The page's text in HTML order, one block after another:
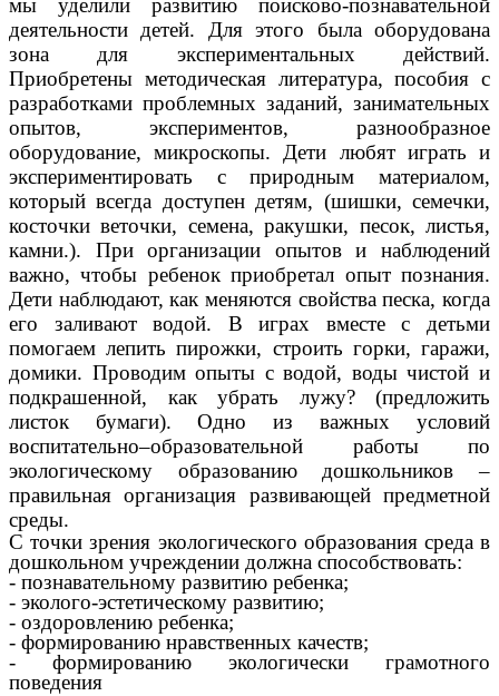
мы уделили развитию поисково-познавательной
деятельности детей. Для этого была оборудована
зона для экспериментальных действий.
Приобретены методическая литература, пособия с
разработками проблемных заданий, занимательных
опытов, экспериментов, разнообразное
оборудование, микроскопы. Дети любят играть и
экспериментировать с природным материалом,
который всегда доступен детям, (шишки, семечки,
косточки веточки, семена, ракушки, песок, листья,
камни.). При организации опытов и наблюдений
важно, чтобы ребенок приобретал опыт познания.
Дети наблюдают, как меняются свойства песка, когда
его заливают водой. В играх вместе с детьми
помогаем лепить пирожки, строить горки, гаражи,
домики. Проводим опыты с водой, воды чистой и
подкрашенной, как убрать лужу? (предложить
листок бумаги).
Одно из важных условий
воспитательно–образовательной работы по
экологическому образованию дошкольников –
правильная организация развивающей предметной
среды.
С точки зрения экологического образования среда в
дошкольном учреждении должна способствовать:
- познавательному развитию ребенка;
- эколого-эстетическому развитию;
- оздоровлению ребенка;
- формированию нравственных качеств;
- формированию экологически грамотного
поведения